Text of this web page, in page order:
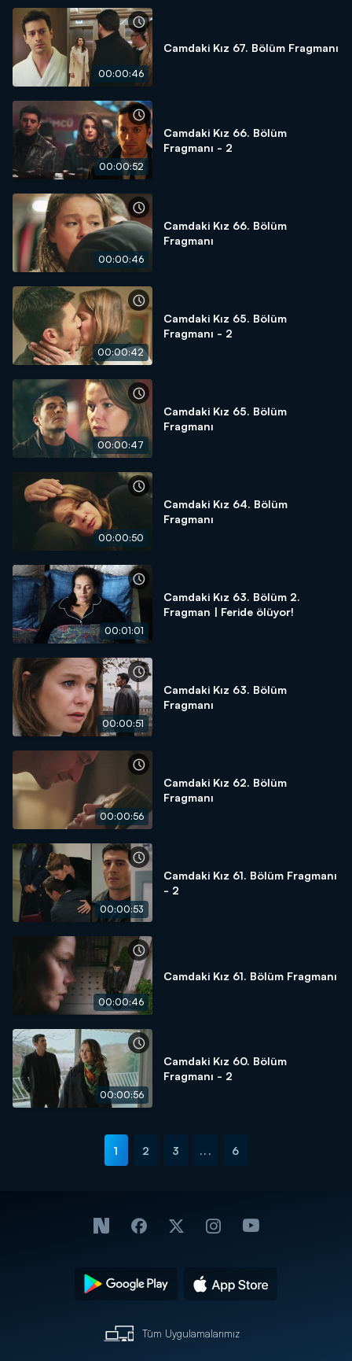
00:00:46
Camdaki Kız 67. Bölüm Fragmanı
00:00:52
Camdaki Kız 66. Bölüm
Fragmanı - 2
00:00:46
Camdaki Kız 66. Bölüm
Fragmanı
00:00:42
Camdaki Kız 65. Bölüm
Fragmanı - 2
00:00:47
Camdaki Kız 65. Bölüm
Fragmanı
00:00:50
Camdaki Kız 64. Bölüm
Fragmanı
00:01:01
Camdaki Kız 63. Bölüm 2.
Fragman | Feride ölüyor!
00:00:51
Camdaki Kız 63. Bölüm
Fragmanı
00:00:56
Camdaki Kız 62. Bölüm
Fragmanı
00:00:53
Camdaki Kız 61. Bölüm Fragmanı
- 2
00:00:46
Camdaki Kız 61. Bölüm Fragmanı
00:00:56
Camdaki Kız 60. Bölüm
Fragmanı - 2
1 2 3 ... 6
Tüm Uygulamalarımız